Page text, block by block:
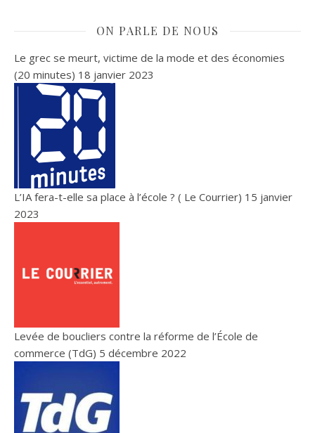
ON PARLE DE NOUS
Le grec se meurt, victime de la mode et des économies
(20 minutes) 18 janvier 2023
L’IA fera-t-elle sa place à l’école ? ( Le Courrier) 15 janvier
2023
Levée de boucliers contre la réforme de l’École de
commerce (TdG) 5 décembre 2022